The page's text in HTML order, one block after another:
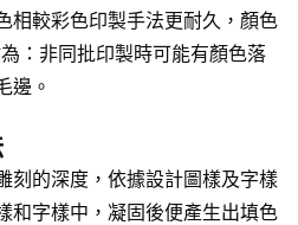
相較彩色印製手法更耐久，顏色
：非同批印製時可能有顏色落
邊。
刻的深度，依據設計圖樣及字樣
和字樣中，凝固後便產生出填色